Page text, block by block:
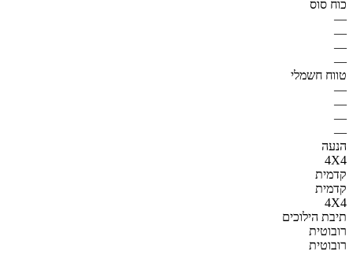
כוח סוס
—
—
—
—
טווח חשמלי
—
—
—
—
הנעה
4X4
קדמית
קדמית
4X4
תיבת הילוכים
רובוטית
רובוטית